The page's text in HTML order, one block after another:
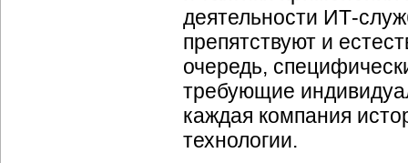
деятельности ИТ-
препятствуют и
очередь,
требующие
каждая компания
технологии.